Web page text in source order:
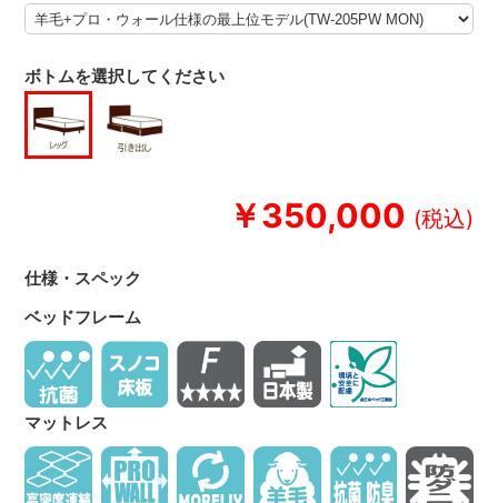
￥350,000
ボトムを選択してください
仕様・スペック
ベッドフレーム
マットレス